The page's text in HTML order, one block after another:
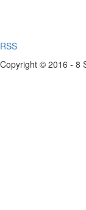
RSS
Copyright © 2016 - 8